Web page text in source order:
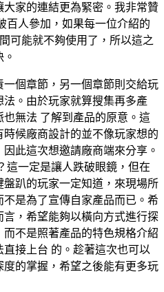
家的連結更為緊密。我非常贊
百人參加，如果每一位介紹的
可能就不夠使用了，所以這之
個章節，另一個章節則交給玩
。由於玩家就算搜集再多產
無法 了解到產品的原意。這
候廠商設計的並不像玩家想的
此這次想邀請廠商端來分享。
這一定是讓人跌破眼鏡，但在
趴的玩家一定知道，來現場所
是為了宣傳自家產品而已。希
，希望能夠以橫向方式進行探
不是照著產品的特色規格介紹
接上台 的。趁著這次也可以
的掌握，希望之後能有更多玩